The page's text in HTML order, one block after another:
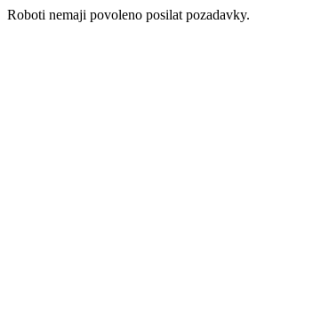
Roboti nemaji povoleno posilat pozadavky.